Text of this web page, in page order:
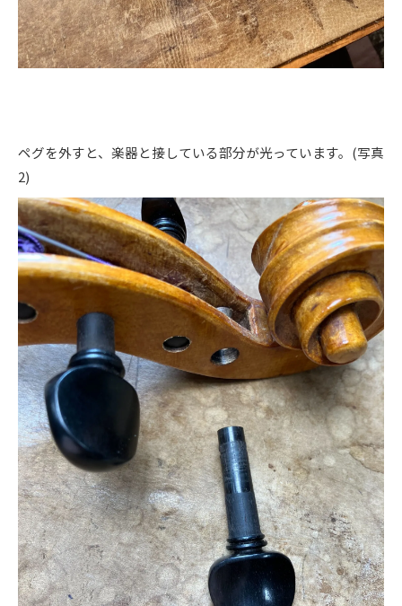
ペグを外すと、楽器と接している部分が光っています。(写真
2)